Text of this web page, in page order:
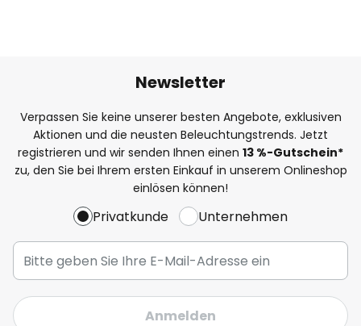
Newsletter
Verpassen Sie keine unserer besten Angebote, exklusiven
Aktionen und die neusten Beleuchtungstrends. Jetzt
registrieren und wir senden Ihnen einen 13 %-Gutschein*
zu, den Sie bei Ihrem ersten Einkauf in unserem Onlineshop
einlösen können!
Privatkunde Unternehmen
Anmelden